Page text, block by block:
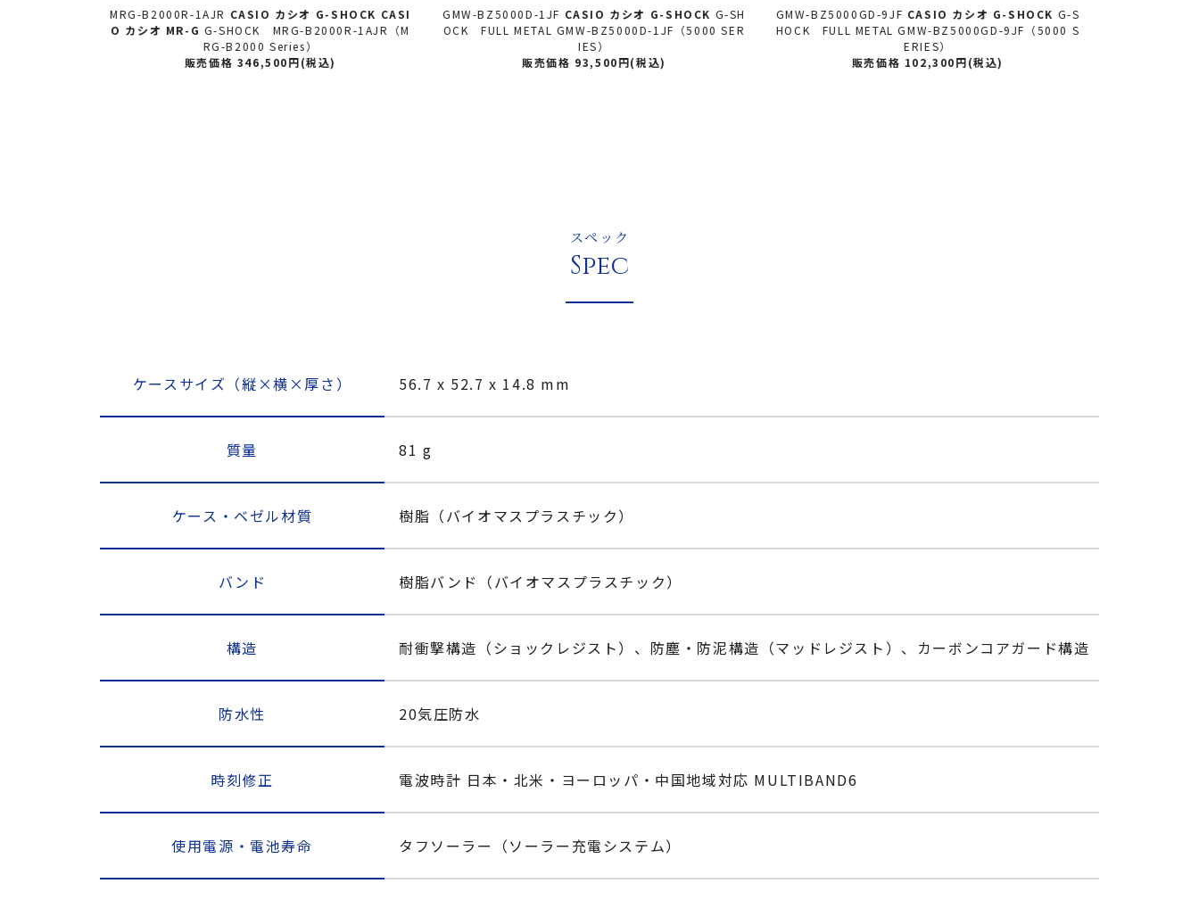
GMW-BZ5000D-1JF CASIO カシオ G-SHOCKG-SH
OCK FULL METAL GMW-BZ5000D-1JF（5000 SER
IES）
販売価格 93,500円(税込)
GMW-BZ5000GD-9JF CASIO カシオ G-SHOCKG-S
HOCK FULL METAL GMW-BZ5000GD-9JF（5000 S
ERIES）
販売価格 102,300円(税込)
MRG-B2100D-2AJR CASIO カシオ G-SHOCK CASI
O カシオ MR-GG-SHOCK MRG-B2100D-2AJR（M
RG-B2100 Series）
販売価格 572,000円(税込)
スペック
Spec
ケースサイズ（縦×横×厚さ） 56.7 x 52.7 x 14.8 mm
質量 81 g
ケース・ベゼル材質 樹脂（バイオマスプラスチック）
バンド 樹脂バンド（バイオマスプラスチック）
構造 耐衝撃構造（ショックレジスト）、防塵・防泥構造（マッドレジスト）、カーボンコアガード構造
防水性 20気圧防水
時刻修正 電波時計 日本・北米・ヨーロッパ・中国地域対応 MULTIBAND6
使用電源・電池寿命 タフソーラー（ソーラー充電システム）